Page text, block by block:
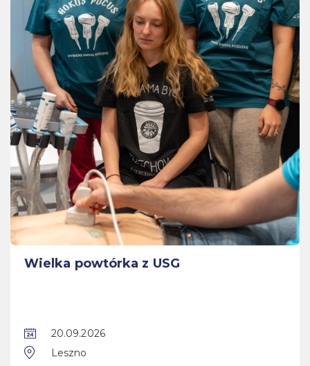
Wielka powtórka z USG
20.09.2026
Leszno